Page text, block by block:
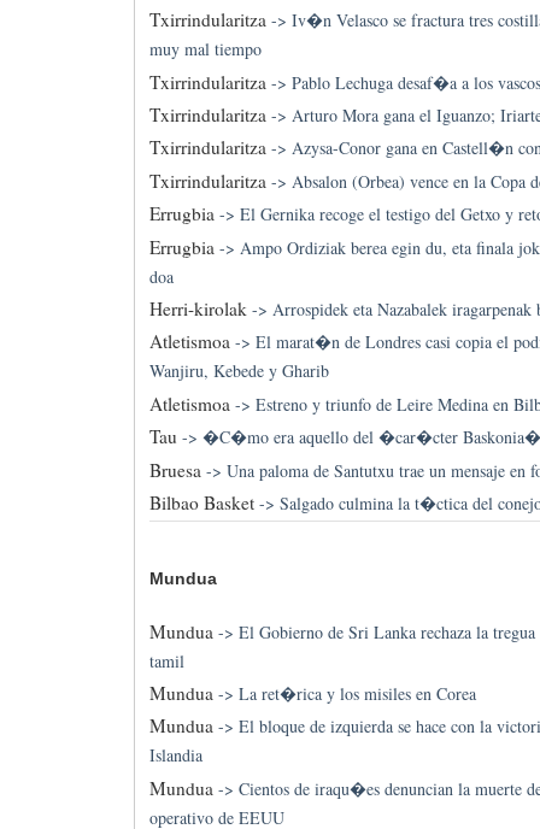
Txirrindularitza-> Iv�n Velasco se fractura tres
muy mal tiempo
Txirrindularitza -> Pablo Lechuga desaf�a a los
Txirrindularitza-> Arturo Mora gana el Iguanzo;
Txirrindularitza-> Azysa-Conor gana en Castell�n
Txirrindularitza -> Absalon (Orbea) vence en la
Errugbia-> El Gernika recoge el testigo del Getxo y
Errugbia -> Ampo Ordiziak berea egin du, eta finala
doa
Herri-kirolak-> Arrospidek eta Nazabalek iragarpenak
Atletismoa-> El marat�n de Londres casi copia el
Wanjiru, Kebede y Gharib
Atletismoa -> Estreno y triunfo de Leire Medina en
Tau -> �C�mo era aquello del �car�cter
Bruesa -> Una paloma de Santutxu trae un mensaje en
Bilbao Basket-> Salgado culmina la t�ctica del
Mundua
Mundua -> El Gobierno de Sri Lanka rechaza la
tamil
Mundua-> La ret�rica y los misiles en Corea
Mundua-> El bloque de izquierda se hace con la
Islandia
Mundua-> Cientos de iraqu�es denuncian la muerte
operativo de EEUU